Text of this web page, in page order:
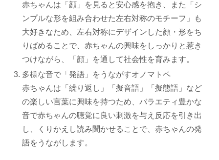
赤ちゃんは「顔」を見ると安心感を抱き、また「シ
ンプルな形を組み合わせた左右対称のモチーフ」も
大好きなため、左右対称にデザインした顔・形をち
りばめることで、赤ちゃんの興味をしっかりと惹き
つけながら、「顔」を通して社会性を育みます。
多様な音で「発語」をうながすオノマトペ
赤ちゃんは「繰り返し」「擬音語」「擬態語」など
の楽しい言葉に興味を持つため、バラエティ豊かな
音で赤ちゃんの聴覚に良い刺激を与え反応を引き出
し、くりかえし読み聞かせることで、赤ちゃんの発
語をうながします。